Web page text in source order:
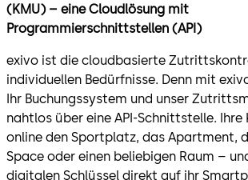
(KMU) – eine Cloudlösung mit
Programmierschnittstellen (API)
exivo ist die cloudbasierte
individuellen Bedürfnisse. Denn mit
Ihr Buchungssystem und unser
nahtlos über eine API-Schnittstelle. Ihre
online den Sportplatz, das Apartment,
Space oder einen beliebigen Raum –
digitalen Schlüssel direkt auf ihr